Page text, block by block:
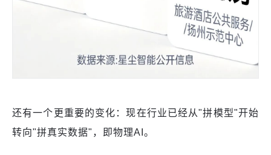
还有一个更重要的变化：现在行业已经从"拼模型"开始
转向"拼真实数据"，即物理AI。